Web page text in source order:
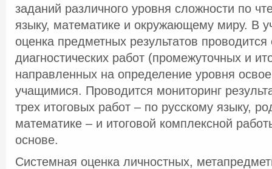
заданий различного уровня сложности по
языку, математике и окружающему миру. В
оценка предметных результатов
диагностических работ (промежуточных и
направленных на определение уровня
учащимися. Проводится мониторинг
трех итоговых работ – по русскому языку,
математике – и итоговой комплексной
основе.
Системная оценка личностных,